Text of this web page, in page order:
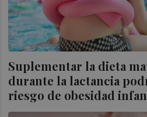
Suplementar la dieta
durante la lactancia
riesgo de obesidad